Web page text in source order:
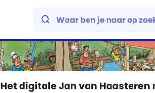
Het digitale Jan van Haasteren